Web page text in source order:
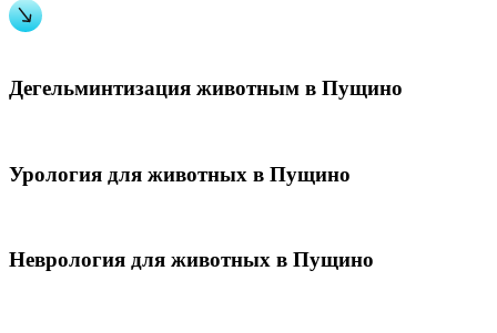
Дегельминтизация животным в Пущино
Урология для животных в Пущино
Неврология для животных в Пущино